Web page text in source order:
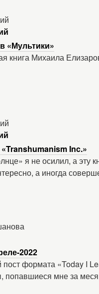
«Мультики»
книга Михаила
Inc.»
я не осилил, а эту
а иногда
2022
формата «Today I
попавшиеся мне за